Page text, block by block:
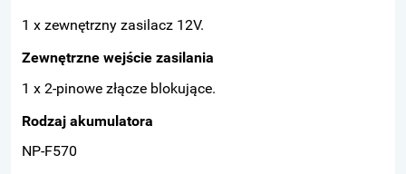
1 x zewnętrzny zasilacz 12V.
Zewnętrzne wejście zasilania
1 x 2-pinowe złącze blokujące.
Rodzaj akumulatora
NP-F570